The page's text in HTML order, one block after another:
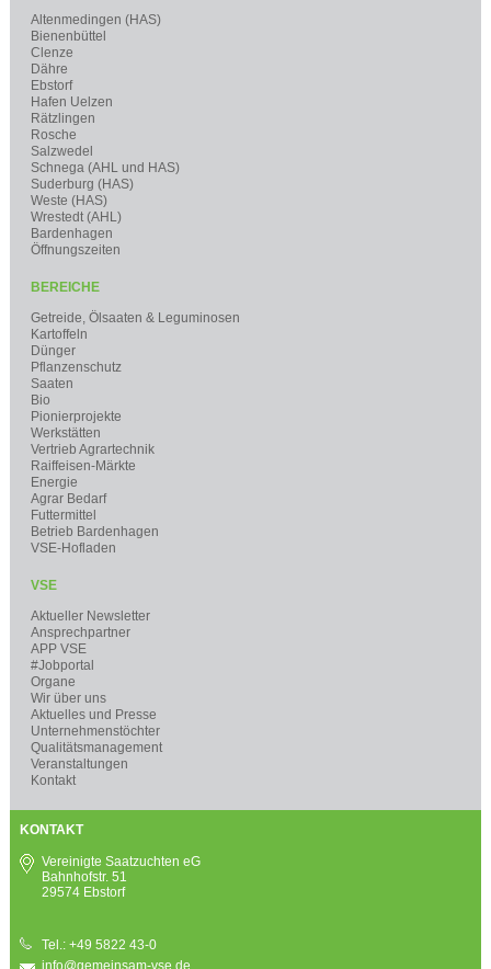
Altenmedingen (HAS)
Bienenbüttel
Clenze
Dähre
Ebstorf
Hafen Uelzen
Rätzlingen
Rosche
Salzwedel
Schnega (AHL und HAS)
Suderburg (HAS)
Weste (HAS)
Wrestedt (AHL)
Bardenhagen
Öffnungszeiten
BEREICHE
Getreide, Ölsaaten & Leguminosen
Kartoffeln
Dünger
Pflanzenschutz
Saaten
Bio
Pionierprojekte
Werkstätten
Vertrieb Agrartechnik
Raiffeisen-Märkte
Energie
Agrar Bedarf
Futtermittel
Betrieb Bardenhagen
VSE-Hofladen
VSE
Aktueller Newsletter
Ansprechpartner
APP VSE
#Jobportal
Organe
Wir über uns
Aktuelles und Presse
Unternehmenstöchter
Qualitätsmanagement
Veranstaltungen
Kontakt
KONTAKT
Vereinigte Saatzuchten eG
Bahnhofstr. 51
29574 Ebstorf
Tel.: +49 5822 43-0
info@gemeinsam-vse.de